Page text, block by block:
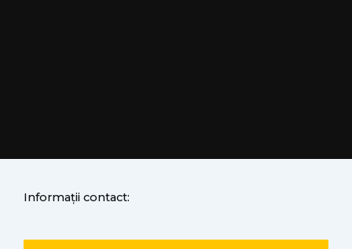
Informații contact: